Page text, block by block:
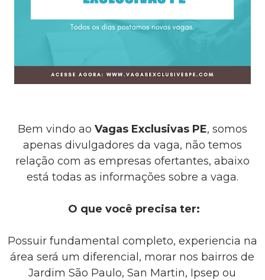
Bem vindo ao Vagas Exclusivas PE, somos
apenas divulgadores da vaga, não temos
relação com as empresas ofertantes, abaixo
está todas as informações sobre a vaga.
O que você precisa ter:
Possuir fundamental completo, experiencia na
área será um diferencial, morar nos bairros de
Jardim São Paulo, San Martin, Ipsep ou